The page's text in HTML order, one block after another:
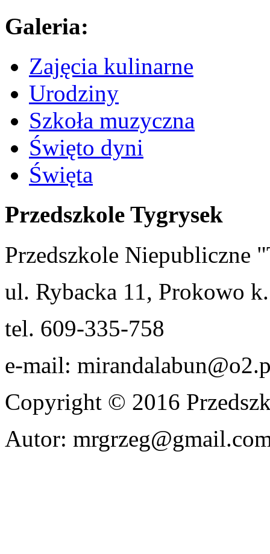
Galeria:
Zajęcia kulinarne
Urodziny
Szkoła muzyczna
Święto dyni
Święta
Przedszkole Tygrysek
Przedszkole Niepubliczne
ul. Rybacka 11, Prokowo
tel. 609-335-758
e-mail:
Copyright © 2016
Autor: